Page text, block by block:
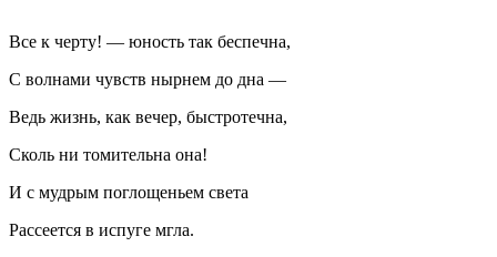
Все к черту! — юность так беспечна,
С волнами чувств нырнем до дна —
Ведь жизнь, как вечер, быстротечна,
Сколь ни томительна она!
И с мудрым поглощеньем света
Рассеется в испуге мгла.